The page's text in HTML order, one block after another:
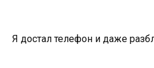
Я достал телефон и даже